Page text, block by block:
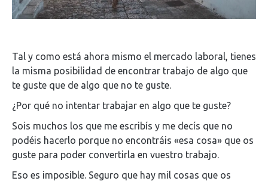
Tal y como está ahora mismo el mercado laboral, tienes
la misma posibilidad de encontrar trabajo de algo que
te guste que de algo que no te guste.
¿Por qué no intentar trabajar en algo que te guste?
Sois muchos los que me escribís y me decís que no
podéis hacerlo porque no encontráis «esa cosa» que os
guste para poder convertirla en vuestro trabajo.
Eso es imposible. Seguro que hay mil cosas que os